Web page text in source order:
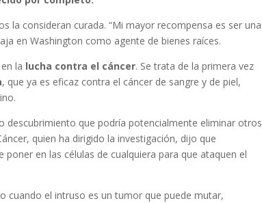
la consideran curada. “Mi mayor recompensa es ser una
en Washington como agente de bienes raíces.
la lucha contra el cáncer. Se trata de la primera vez
, que ya es eficaz contra el cáncer de sangre y de piel,
descubrimiento que podría potencialmente eliminar otros
quien ha dirigido la investigación, dijo que
en las células de cualquiera para que ataquen el
cuando el intruso es un tumor que puede mutar,